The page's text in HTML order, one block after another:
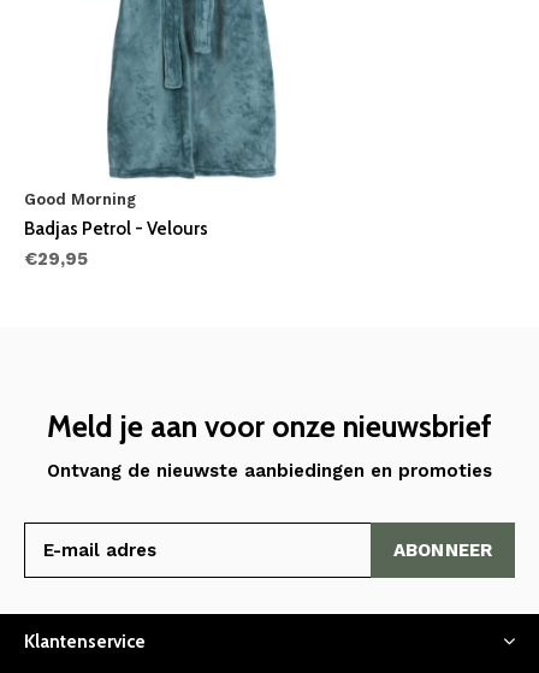
Good Morning
Badjas Petrol - Velours
€29,95
Meld je aan voor onze nieuwsbrief
Ontvang de nieuwste aanbiedingen en promoties
ABONNEER
Klantenservice